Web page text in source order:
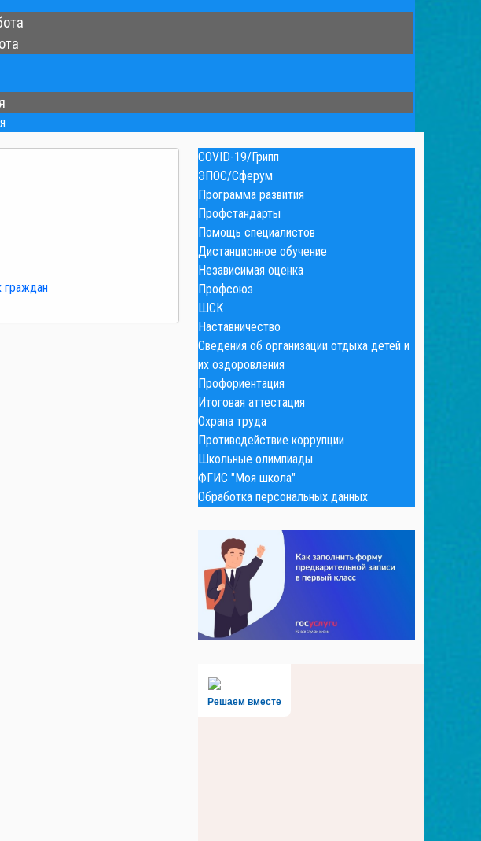
граждан
COVID-19/Грипп
ЭПОС/Сферум
Программа развития
Профстандарты
Помощь специалистов
Дистанционное обучение
Независимая оценка
Профсоюз
ШСК
Наставничество
Сведения об организации отдыха детей и
их оздоровления
Профориентация
Итоговая аттестация
Охрана труда
Противодействие коррупции
Школьные олимпиады
ФГИС "Моя школа"
Обработка персональных данных
Решаем вместе